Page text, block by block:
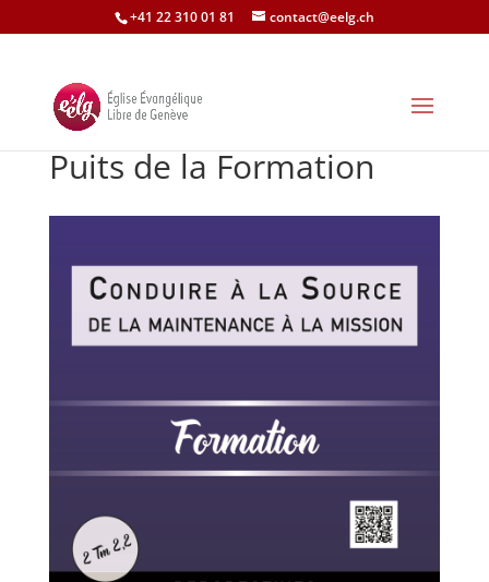
+41 22 310 01 81 contact@eelg.ch
Puits de la Formation